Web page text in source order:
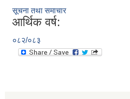
सूचना तथा समाचार
आर्थिक वर्ष:
०८२/०८३